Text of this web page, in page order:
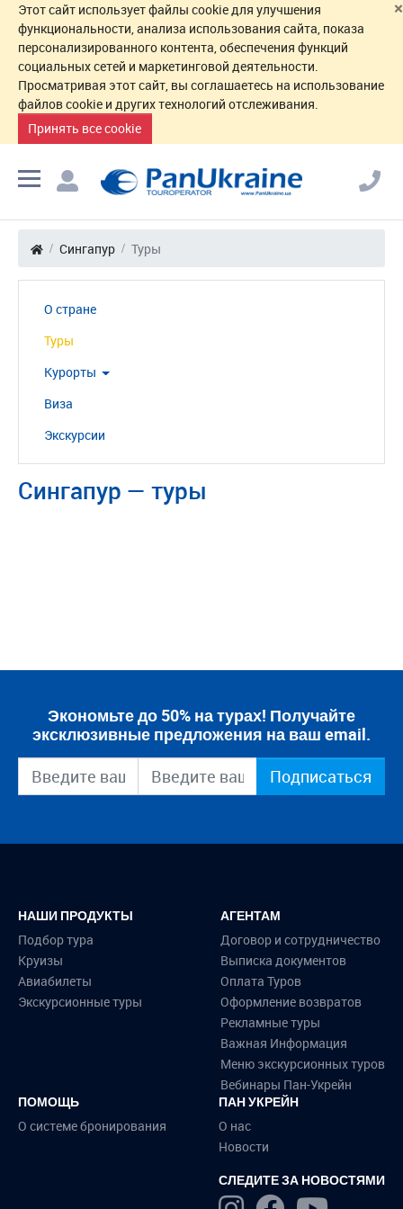
×
Этот сайт использует файлы cookie для улучшения
функциональности, анализа использования сайта, показа
персонализированного контента, обеспечения функций
социальных сетей и маркетинговой деятельности.
Просматривая этот сайт, вы соглашаетесь на использование
файлов cookie и других технологий отслеживания.
Принять все cookie
Сингапур Туры
О стране
Туры
Курорты
Виза
Экскурсии
Сингапур — туры
Экономьте до 50% на турах! Получайте
эксклюзивные предложения на ваш email.
Подписаться
НАШИ ПРОДУКТЫ
Подбор тура
Круизы
Авиабилеты
Экскурсионные туры
АГЕНТАМ
Договор и сотрудничество
Выписка документов
Оплата Туров
Оформление возвратов
Рекламные туры
Важная Информация
Меню экскурсионных туров
Вебинары Пан-Укрейн
ПОМОЩЬ
О системе бронирования
ПАН УКРЕЙН
О нас
Новости
СЛЕДИТЕ ЗА НОВОСТЯМИ